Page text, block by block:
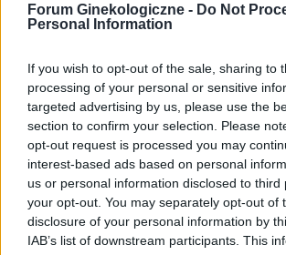
Forum Ginekologiczne - Do Not
Personal Information
If you wish to opt-out of the sale, sharing to
processing of your personal or sensitive
targeted advertising by us, please use the
section to confirm your selection. Please
opt-out request is processed you may
interest-based ads based on personal
us or personal information disclosed to third
your opt-out. You may separately opt-out of
disclosure of your personal information by
IAB’s list of downstream participants. This
Choroby warg
Bielactwo warg
Forum:Ginekologia - forum dla
pacjentki